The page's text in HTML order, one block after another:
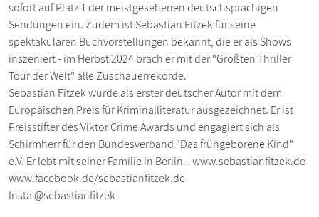
sofort auf Platz 1 der meistgesehenen deutschsprachigen
Sendungen ein. Zudem ist Sebastian Fitzek für seine
spektakulären Buchvorstellungen bekannt, die er als Shows
inszeniert - im Herbst 2024 brach er mit der "Größten Thriller
Tour der Welt" alle Zuschauerrekorde.
Sebastian Fitzek wurde als erster deutscher Autor mit dem
Europäischen Preis für Kriminalliteratur ausgezeichnet. Er ist
Preisstifter des Viktor Crime Awards und engagiert sich als
Schirmherr für den Bundesverband "Das frühgeborene Kind"
e.V. Er lebt mit seiner Familie in Berlin. www.sebastianfitzek.de
www.facebook.de/sebastianfitzek.de
Insta @sebastianfitzek